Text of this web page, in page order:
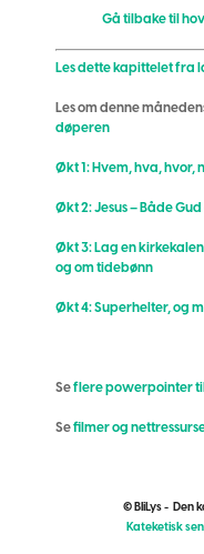
Gå tilbake til
Les dette kapittelet
Les om denne
døperen
Økt 1: Hvem, hva, hvor,
Økt 2: Jesus – Både
Økt 3: Lag en
og om tidebønn
Økt 4: Superhelter, og
Seflere powerpointer
Sefilmer og
© BliLys - Den
Kateketisk